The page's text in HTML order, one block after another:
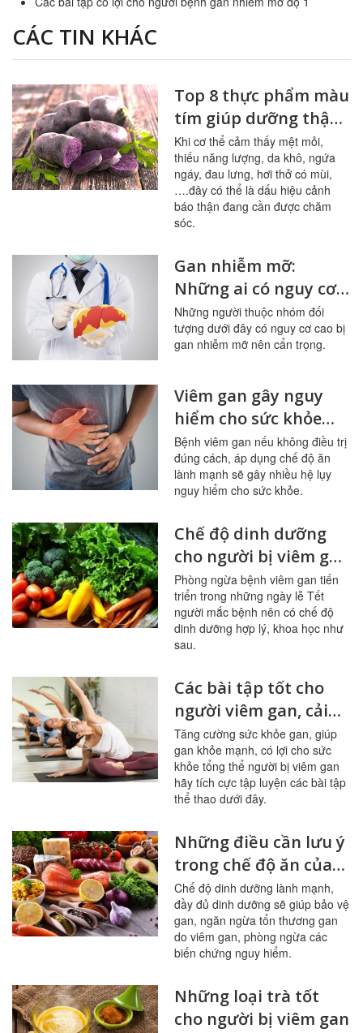
CÁC TIN KHÁC
Top 8 thực phẩm màu
tím giúp dưỡng thận,
tăng cường sức khỏe
Khi cơ thể cảm thấy mệt mỏi,
thiếu năng lượng, da khô, ngứa
ngáy, đau lưng, hơi thở có mùi,
….đây có thể là dấu hiệu cảnh
báo thận đang cần được chăm
sóc.
Gan nhiễm mỡ:
Những ai có nguy cơ
mắc phải
Những người thuộc nhóm đối
tượng dưới đây có nguy cơ cao bị
gan nhiễm mỡ nên cẩn trọng.
Viêm gan gây nguy
hiểm cho sức khỏe
như nào?
Bệnh viêm gan nếu không điều trị
đúng cách, áp dụng chế độ ăn
lành mạnh sẽ gây nhiều hệ lụy
nguy hiểm cho sức khỏe.
Chế độ dinh dưỡng
cho người bị viêm gan
trong ngày Tết
Phòng ngừa bệnh viêm gan tiến
triển trong những ngày lễ Tết
người mắc bệnh nên có chế độ
dinh dưỡng hợp lý, khoa học như
sau.
Các bài tập tốt cho
người viêm gan, cải
thiện chức năng gan
Tăng cường sức khỏe gan, giúp
gan khỏe mạnh, có lợi cho sức
khỏe tổng thể người bị viêm gan
hãy tích cực tập luyện các bài tập
thể thao dưới đây.
Những điều cần lưu ý
trong chế độ ăn của
người bị viêm gan
Chế độ dinh dưỡng lành mạnh,
đầy đủ dinh dưỡng sẽ giúp bảo vệ
gan, ngăn ngừa tổn thương gan
do viêm gan, phòng ngừa các
biến chứng nguy hiểm.
Những loại trà tốt
cho người bị viêm gan